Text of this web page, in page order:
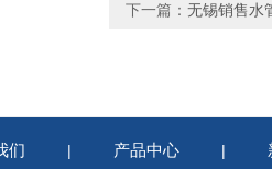
下一篇： 无锡销售水
们 | 产品中心 |